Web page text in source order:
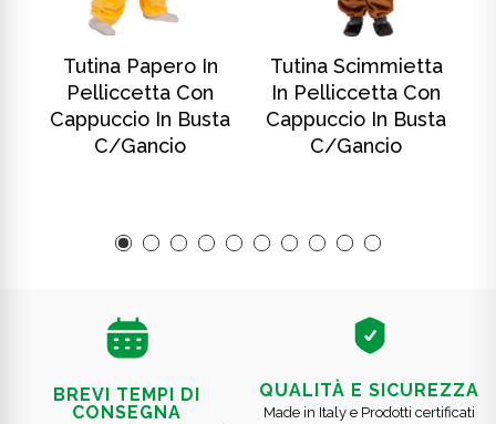
Tutina Papero In
Pelliccetta Con
Cappuccio In Busta
C/gancio
Tutina Scimmietta
In Pelliccetta Con
Cappuccio In Busta
C/gancio
BREVI TEMPI DI
CONSEGNA
QUALITÀ E SICUREZZA
Made in Italy e Prodotti certificati